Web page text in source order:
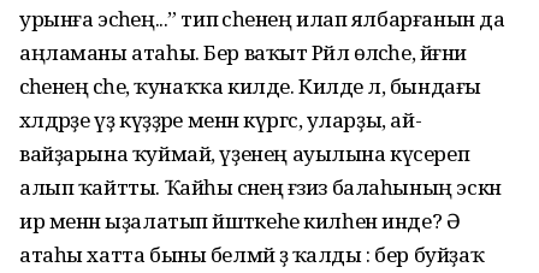
урынға эсәһең...” тип әсәһенең илап ялбарғанын да
аңламаны атаһы. Бер ваҡыт Рәйлә өләсәһе, йәғни
әсәһенең әсәһе, ҡунаҡҡа килде. Килде лә, бындағы
хәлдәрҙе үҙ күҙҙәре менән күргәс, уларҙы, ай-
вайҙарына ҡуймай, үҙенең ауылына күсереп
алып ҡайтты. Ҡайһы әсәнең ғәзиз балаһының эскән
ир менән ыҙалатып йәшәткеһе килһен инде? Ә
атаһы хатта быны белмәй ҙә ҡалды : бер буйҙаҡ